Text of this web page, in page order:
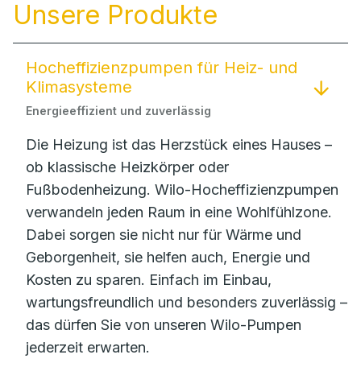
Unsere Produkte
Hocheffizienzpumpen für Heiz- und
Klimasysteme
Energieeffizient und zuverlässig
Die Heizung ist das Herzstück eines Hauses –
ob klassische Heizkörper oder
Fußbodenheizung. Wilo-Hocheffizienzpumpen
verwandeln jeden Raum in eine Wohlfühlzone.
Dabei sorgen sie nicht nur für Wärme und
Geborgenheit, sie helfen auch, Energie und
Kosten zu sparen. Einfach im Einbau,
wartungsfreundlich und besonders zuverlässig –
das dürfen Sie von unseren Wilo-Pumpen
jederzeit erwarten.